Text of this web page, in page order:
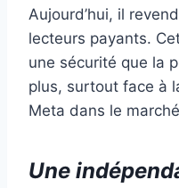
Aujourd’hui, il
lecteurs payants.
une sécurité que la
plus, surtout face à
Meta dans le
Une